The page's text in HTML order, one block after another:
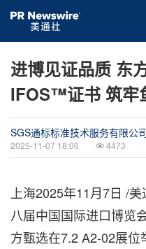
进博见证品质 东
IFOS™证书 筑牢
SGS通标标准技术服务有限公
2025-11-07 18:00 4473
上海2025年11月7日 /美
八届中国国际进口博览
方甄选在7.2 A2-02展